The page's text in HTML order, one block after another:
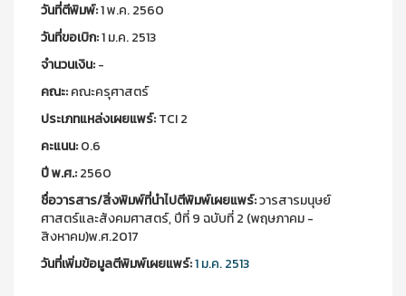
วันที่ตีพิมพ์:1 พ.ค. 2560
วันที่ขอเบิก:1 ม.ค. 2513
จำนวนเงิน:-
คณะ:คณะครุศาสตร์
ประเภทแหล่งเผยแพร์:TCI 2
คะแนน:0.6
ปี พ.ศ.:2560
ชื่อวารสาร/สิ่งพิมพ์ที่นำไปตีพิมพ์เผยแพร์:วารสารมนุษย์
ศาสตร์และสังคมศาสตร์, ปีที่ 9 ฉบับที่ 2 (พฤษภาคม -
สิงหาคม)พ.ศ.2017
วันที่เพิ่มข้อมูลตีพิมพ์เผยแพร์:1 ม.ค. 2513